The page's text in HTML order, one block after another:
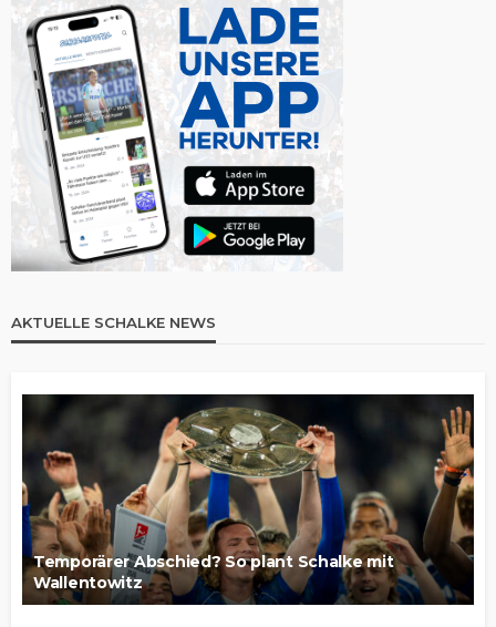
AKTUELLE SCHALKE NEWS
Temporärer Abschied? So plant Schalke mit
Wallentowitz